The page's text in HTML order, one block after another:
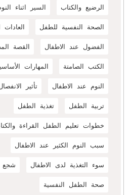
الرضيع والكتاب
السير اثناء
الصحة النفسية للطفل
الفضول عند الاطفال
القصة
الكتب الصامتة
المهارات
النوم عند الاطفال
تأثير
تربية الطفل
تغذية الطفل
خطوات تعليم الطفل القراءة
سبب النوم الكثير عند الاطفال
سوء التغذية لدى الاطفال
شجع
صحة الطفل النفسية